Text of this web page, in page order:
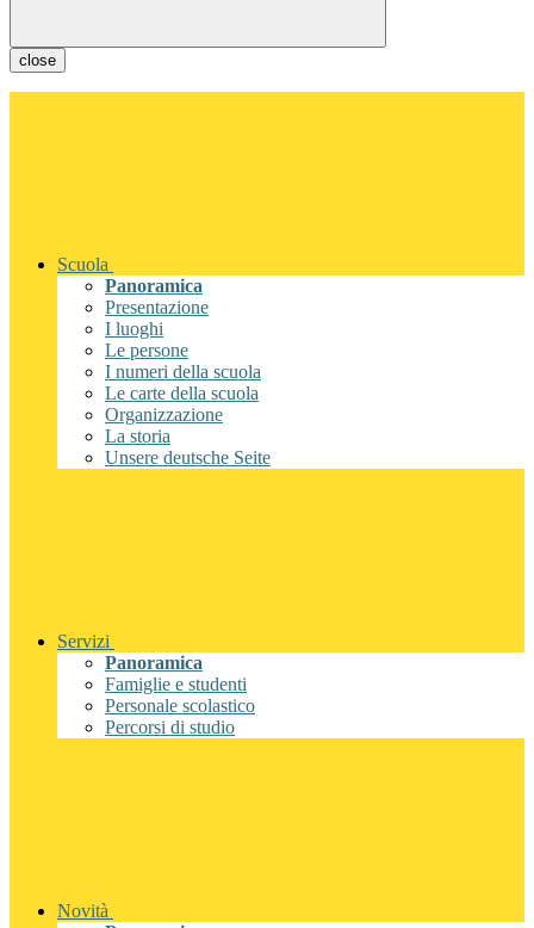
close
Scuola
Panoramica
Presentazione
I luoghi
Le persone
I numeri della scuola
Le carte della scuola
Organizzazione
La storia
Unsere deutsche Seite
Servizi
Panoramica
Famiglie e studenti
Personale scolastico
Percorsi di studio
Novità